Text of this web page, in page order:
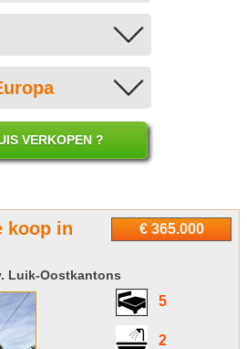
VERKOPEN ?
€ 365.000
koop in
Luik-Oostkantons
5
2